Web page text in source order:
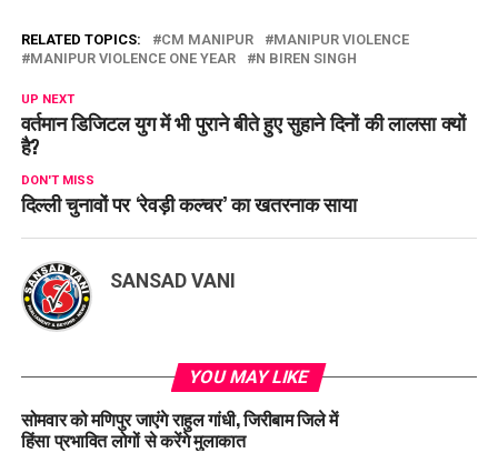
RELATED TOPICS: CM MANIPUR
MANIPUR VIOLENCE
MANIPUR VIOLENCE ONE YEAR
N BIREN SINGH
UP NEXT
वर्तमान डिजिटल युग में भी पुराने बीते हुए सुहाने दिनों की लालसा क्यों
है?
DON'T MISS
दिल्ली चुनावों पर ‘रेवड़ी कल्चर’ का खतरनाक साया
SANSAD VANI
YOU MAY LIKE
सोमवार को मणिपुर जाएंगे राहुल गांधी, जिरीबाम जिले में
हिंसा प्रभावित लोगों से करेंगे मुलाकात